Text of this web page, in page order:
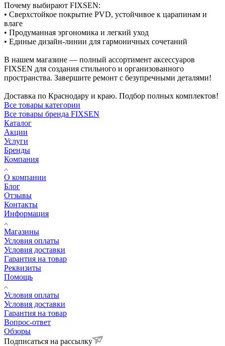
Почему выбирают FIXSEN:
• Сверхстойкое покрытие PVD, устойчивое к царапинам и
влаге
• Продуманная эргономика и легкий уход
• Единые дизайн-линии для гармоничных сочетаний
В нашем магазине — полный ассортимент аксессуаров
FIXSEN для создания стильного и организованного
пространства. Завершите ремонт с безупречными деталями!
Доставка по Краснодару и краю. Подбор полных комплектов!
Все товары категории
Все товары бренда FIXSEN
Каталог
Акции
Услуги
Бренды
Компания
О компании
Блог
Отзывы
Контакты
Информация
Магазины
Условия оплаты
Условия доставки
Гарантия на товар
Реквизиты
Помощь
Условия оплаты
Условия доставки
Гарантия на товар
Вопрос-ответ
Обзоры
Подписаться на рассылку